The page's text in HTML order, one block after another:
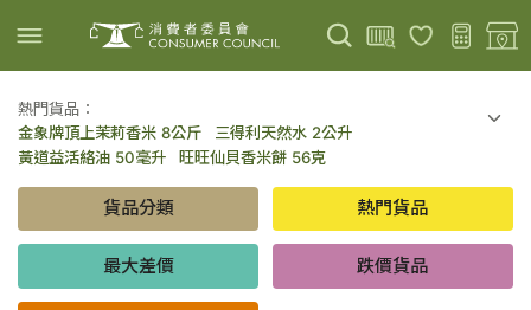
上載圖片 掃描條碼
熱門貨品：
金象牌頂上茉莉香米 8公斤
三得利天然水 2公升
黃道益活絡油 50毫升
旺旺仙貝香米餅 56克
百勝廚新加坡叻沙拉麵 144克
倍樂醇乳酪飲品 - 藍莓 65毫升 x 6
金象牌頂上茉莉香米 5公斤
低鹽/無鹽/低糖/無糖食品
貨品分類 熱門貨品
最大差價 跌價貨品